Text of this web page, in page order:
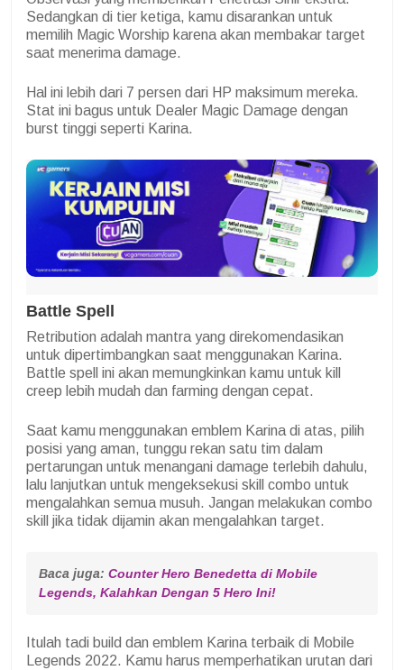
Sedangkan di tier ketiga, kamu disarankan untuk
memilih Magic Worship karena akan membakar target
saat menerima damage.
Hal ini lebih dari 7 persen dari HP maksimum mereka.
Stat ini bagus untuk Dealer Magic Damage dengan
burst tinggi seperti Karina.
Battle Spell
Retribution adalah mantra yang direkomendasikan
untuk dipertimbangkan saat menggunakan Karina.
Battle spell ini akan memungkinkan kamu untuk kill
creep lebih mudah dan farming dengan cepat.
Saat kamu menggunakan emblem Karina di atas, pilih
posisi yang aman, tunggu rekan satu tim dalam
pertarungan untuk menangani damage terlebih dahulu,
lalu lanjutkan untuk mengeksekusi skill combo untuk
mengalahkan semua musuh. Jangan melakukan combo
skill jika tidak dijamin akan mengalahkan target.
Baca juga: Counter Hero Benedetta di Mobile
Legends, Kalahkan Dengan 5 Hero Ini!
Itulah tadi build dan emblem Karina terbaik di Mobile
Legends 2022. Kamu harus memperhatikan urutan dari